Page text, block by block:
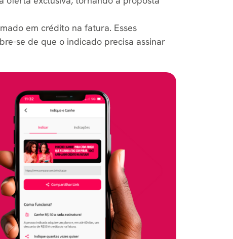
em crédito na fatura. Esses
se de que o indicado precisa assinar